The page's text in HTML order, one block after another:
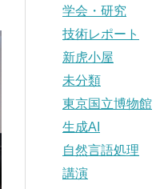
学会・研究
技術レポート
新虎小屋
未分類
東京国立博物館
生成AI
自然言語処理
講演